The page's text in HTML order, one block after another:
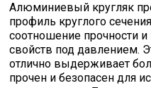
Алюминиевый кругляк
профиль круглого
соотношение прочности и
свойств под давлением.
отлично выдерживает
прочен и безопасен для